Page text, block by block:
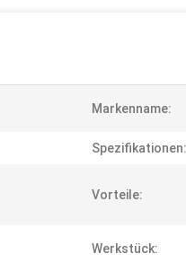
Markenname:
Spezifikationen:
Vorteile:
Werkstück: